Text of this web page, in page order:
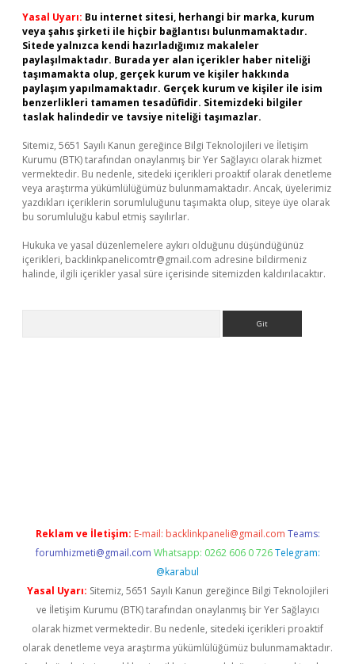
Yasal Uyarı: Bu internet sitesi, herhangi bir marka, kurum
veya şahıs şirketi ile hiçbir bağlantısı bulunmamaktadır.
Sitede yalnızca kendi hazırladığımız makaleler
paylaşılmaktadır. Burada yer alan içerikler haber niteliği
taşımamakta olup, gerçek kurum ve kişiler hakkında
paylaşım yapılmamaktadır. Gerçek kurum ve kişiler ile isim
benzerlikleri tamamen tesadüfidir. Sitemizdeki bilgiler
taslak halindedir ve tavsiye niteliği taşımazlar.
Sitemiz, 5651 Sayılı Kanun gereğince Bilgi Teknolojileri ve İletişim
Kurumu (BTK) tarafından onaylanmış bir Yer Sağlayıcı olarak hizmet
vermektedir. Bu nedenle, sitedeki içerikleri proaktif olarak denetleme
veya araştırma yükümlülüğümüz bulunmamaktadır. Ancak, üyelerimiz
yazdıkları içeriklerin sorumluluğunu taşımakta olup, siteye üye olarak
bu sorumluluğu kabul etmiş sayılırlar.
Hukuka ve yasal düzenlemelere aykırı olduğunu düşündüğünüz
içerikleri, backlinkpanelicomtr@gmail.com adresine bildirmeniz
halinde, ilgili içerikler yasal süre içerisinde sitemizden kaldırılacaktır.
Reklam ve İletişim: E-mail: backlinkpaneli@gmail.com Teams:
forumhizmeti@gmail.com Whatsapp: 0262 606 0 726 Telegram:
@karabul
Yasal Uyarı: Sitemiz, 5651 Sayılı Kanun gereğince Bilgi Teknolojileri
ve İletişim Kurumu (BTK) tarafından onaylanmış bir Yer Sağlayıcı
olarak hizmet vermektedir. Bu nedenle, sitedeki içerikleri proaktif
olarak denetleme veya araştırma yükümlülüğümüz bulunmamaktadır.